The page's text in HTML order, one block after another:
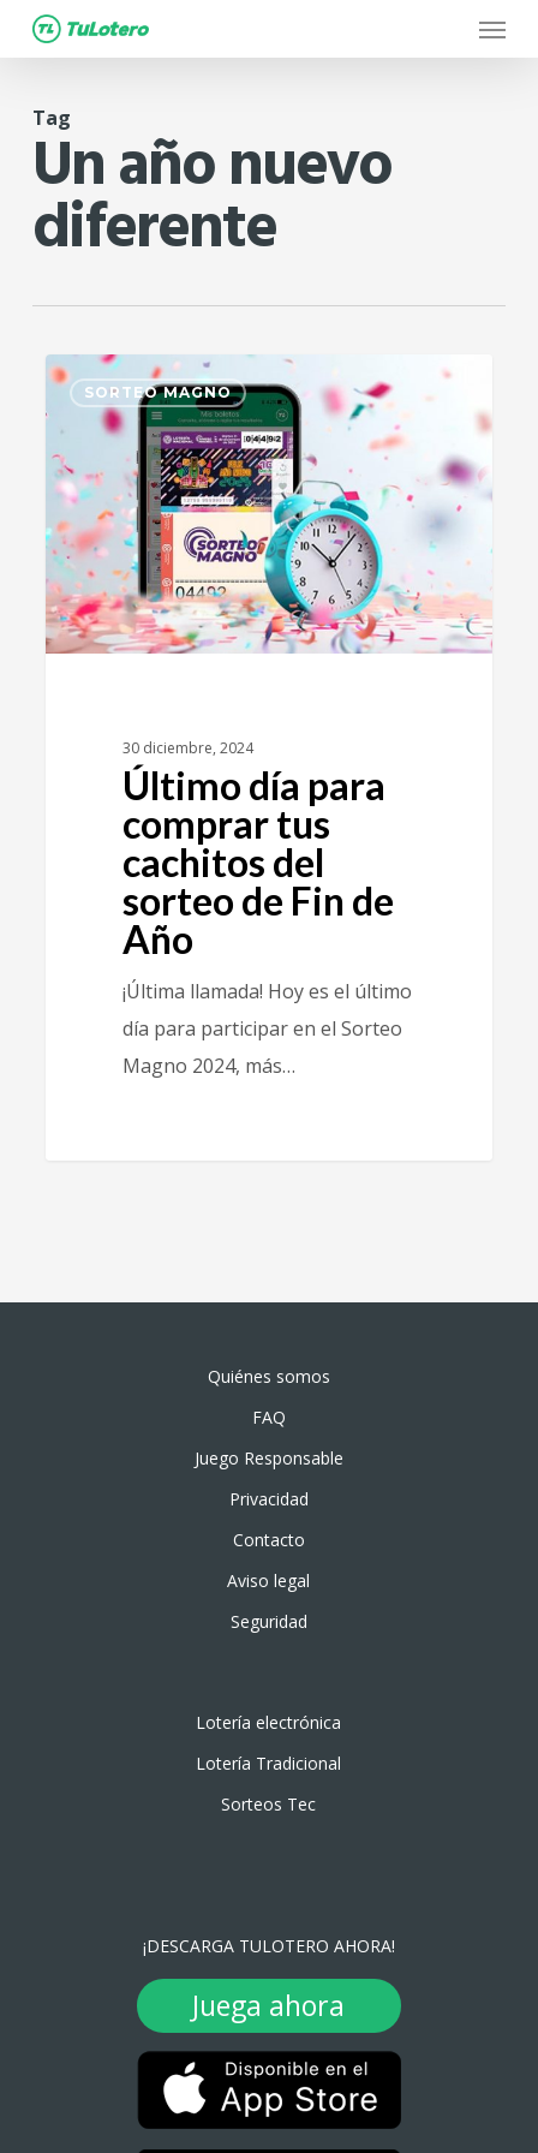
Skip
to
content
Menu
Tag
Un año nuevo
diferente
SORTEO MAGNO
30 diciembre, 2024
Último día para
comprar tus
cachitos del
sorteo de Fin de
Año
¡Última llamada! Hoy es el último
día para participar en el Sorteo
Magno 2024, más…
0
Quiénes somos
FAQ
Juego Responsable
Privacidad
Contacto
Aviso legal
Seguridad
Lotería electrónica
Lotería Tradicional
Sorteos Tec
¡DESCARGA TULOTERO AHORA!
Juega ahora